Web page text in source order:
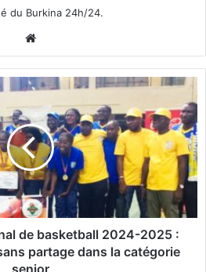
du Burkina 24h/24.
bsi
te
de basketball 2024-2025 :
partage dans la catégorie
senior